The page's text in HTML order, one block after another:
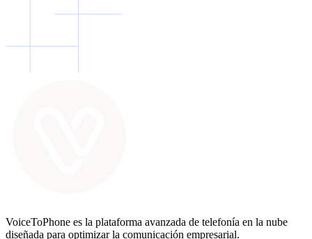
VoiceToPhone es la plataforma avanzada de telefonía en la nube
diseñada para optimizar la comunicación empresarial.